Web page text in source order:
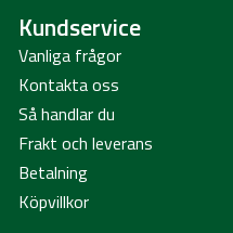
Kundservice
Vanliga frågor
Kontakta oss
Så handlar du
Frakt och leverans
Betalning
Köpvillkor